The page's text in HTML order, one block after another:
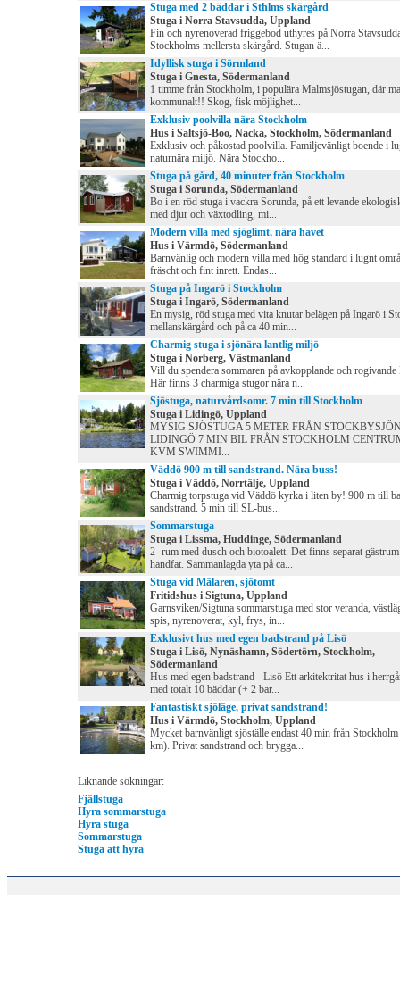
Stuga med 2 bäddar i Sthlms skärgård
Stuga i Norra Stavsudda, Uppland
Fin och nyrenoverad friggebod uthyres på Norra
Stockholms mellersta skärgård. Stugan ä...
Idyllisk stuga i Sörmland
Stuga i Gnesta, Södermanland
1 timme från Stockholm, i populära Malmsjöstugan, där
kommunalt!! Skog, fisk möjlighet...
Exklusiv poolvilla nära Stockholm
Hus i Saltsjö-Boo, Nacka, Stockholm, Södermanland
Exklusiv och påkostad poolvilla. Familjevänligt boende i
naturnära miljö. Nära Stockho...
Stuga på gård, 40 minuter från Stockholm
Stuga i Sorunda, Södermanland
Bo i en röd stuga i vackra Sorunda, på ett levande
med djur och växtodling, mi...
Modern villa med sjöglimt, nära havet
Hus i Värmdö, Södermanland
Barnvänlig och modern villa med hög standard i lugnt
fräscht och fint inrett. Endas...
Stuga på Ingarö i Stockholm
Stuga i Ingarö, Södermanland
En mysig, röd stuga med vita knutar belägen på Ingarö i
mellanskärgård och på ca 40 min...
Charmig stuga i sjönära lantlig miljö
Stuga i Norberg, Västmanland
Vill du spendera sommaren på avkopplande och rogivande
Här finns 3 charmiga stugor nära n...
Sjöstuga, naturvårdsomr. 7 min till Stockholm
Stuga i Lidingö, Uppland
MYSIG SJÖSTUGA 5 METER FRÅN
LIDINGÖ 7 MIN BIL FRÅN STOCKHOLM
KVM SWIMMI...
Väddö 900 m till sandstrand. Nära buss!
Stuga i Väddö, Norrtälje, Uppland
Charmig torpstuga vid Väddö kyrka i liten by! 900 m till
sandstrand. 5 min till SL-bus...
Sommarstuga
Stuga i Lissma, Huddinge, Södermanland
2- rum med dusch och biotoalett. Det finns separat
handfat. Sammanlagda yta på ca...
Stuga vid Mälaren, sjötomt
Fritidshus i Sigtuna, Uppland
Garnsviken/Sigtuna sommarstuga med stor veranda,
spis, nyrenoverat, kyl, frys, in...
Exklusivt hus med egen badstrand på Lisö
Stuga i Lisö, Nynäshamn, Södertörn, Stockholm,
Södermanland
Hus med egen badstrand - Lisö Ett arkitektritat hus i
med totalt 10 bäddar (+ 2 bar...
Fantastiskt sjöläge, privat sandstrand!
Hus i Värmdö, Stockholm, Uppland
Mycket barnvänligt sjöställe endast 40 min från Stockholm
km). Privat sandstrand och brygga...
Liknande sökningar:
Fjällstuga
Hyra sommarstuga
Hyra stuga
Sommarstuga
Stuga att hyra